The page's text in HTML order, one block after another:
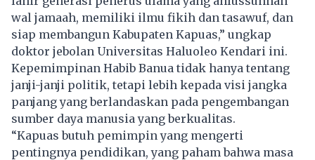
wal jamaah, memiliki ilmu fikih dan tasawuf, dan
siap membangun Kabupaten Kapuas,” ungkap
doktor jebolan Universitas Haluoleo Kendari ini.
Kepemimpinan Habib Banua tidak hanya tentang
janji-janji politik, tetapi lebih kepada visi jangka
panjang yang berlandaskan pada pengembangan
sumber daya manusia yang berkualitas.
“Kapuas butuh pemimpin yang mengerti
pentingnya pendidikan, yang paham bahwa masa